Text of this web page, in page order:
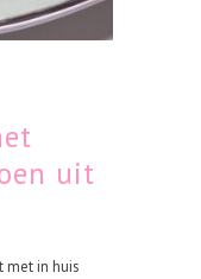
uit
met in huis